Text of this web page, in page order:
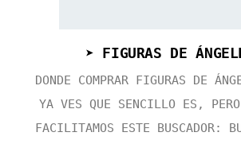
➤ FIGURAS DE
DONDE COMPRAR FIGURAS DE
YA VES QUE SENCILLO ES,
FACILITAMOS ESTE BUSCADOR: